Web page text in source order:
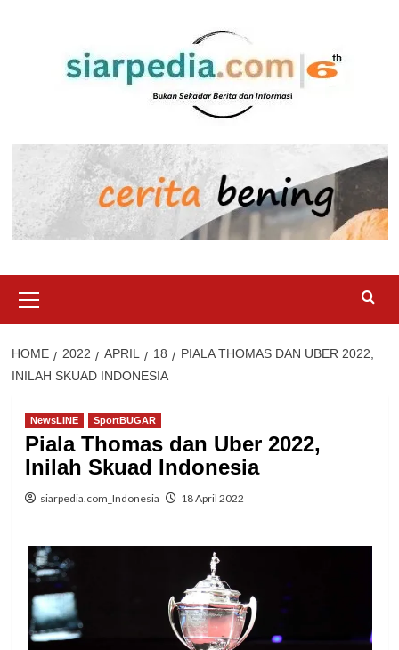
Menu
HOME 2022 APRIL 18
PIALA THOMAS DAN UBER 2022,
INILAH SKUAD INDONESIA
NewsLINE SportBUGAR
Piala Thomas dan Uber 2022,
Inilah Skuad Indonesia
siarpedia.com_Indonesia 18 April 2022